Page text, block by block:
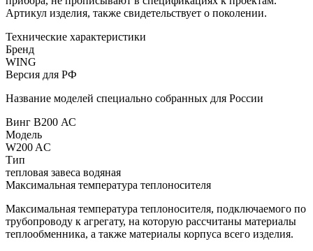
Артикул изделия, также свидетельствует о поколении.
Технические характеристики
Бренд
WING
Версия для РФ
Название моделей специально собранных для России
Винг В200 АС
Модель
W200 AC
Тип
тепловая завеса водяная
Максимальная температура теплоносителя
Максимальная температура теплоносителя, подключаемого по
трубопроводу к агрегату, на которую рассчитаны материалы
теплообменника, а также материалы корпуса всего изделия.